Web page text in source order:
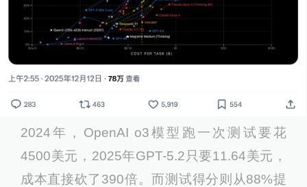
2024年，OpenAI o3模型跑一次测试要花
4500美元，2025年GPT-5.2只要11.64美元，
成本直接砍了390倍。而测试得分则从88%提